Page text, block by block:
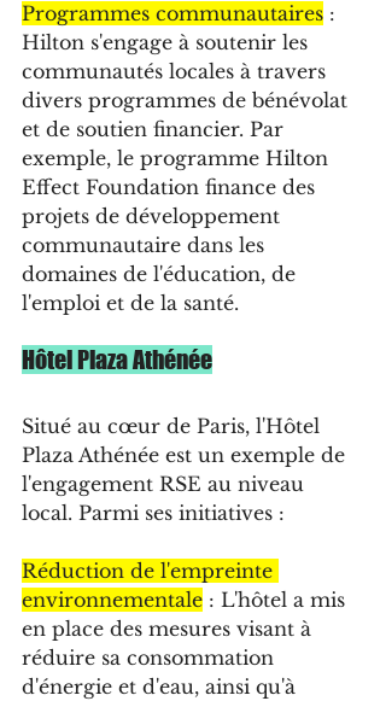
Programmes communautaires :
Hilton s'engage à soutenir les
communautés locales à travers
divers programmes de bénévolat
et de soutien financier. Par
exemple, le programme Hilton
Effect Foundation finance des
projets de développement
communautaire dans les
domaines de l'éducation, de
l'emploi et de la santé.
Hôtel Plaza Athénée
Situé au cœur de Paris, l'Hôtel
Plaza Athénée est un exemple de
l'engagement RSE au niveau
local. Parmi ses initiatives :
Réduction de l'empreinte
environnementale : L'hôtel a mis
en place des mesures visant à
réduire sa consommation
d'énergie et d'eau, ainsi qu'à